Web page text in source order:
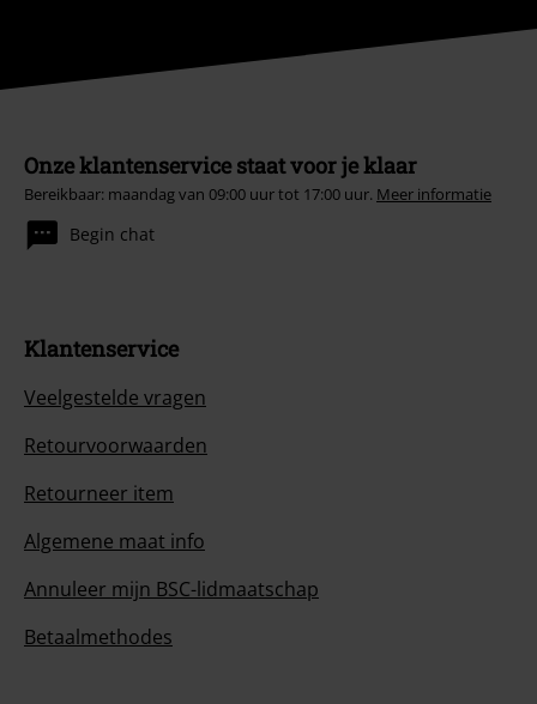
Onze klantenservice staat voor je klaar
Bereikbaar: maandag van 09:00 uur tot 17:00 uur. Meer informatie
Begin chat
Klantenservice
Veelgestelde vragen
Retourvoorwaarden
Retourneer item
Algemene maat info
Annuleer mijn BSC-lidmaatschap
Betaalmethodes